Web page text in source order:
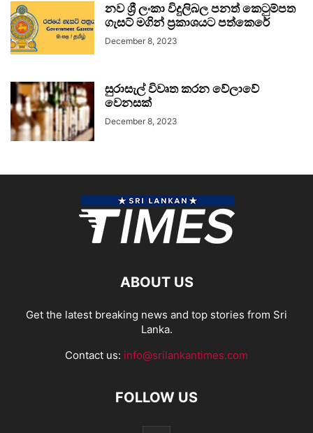
නව ශ්‍රී ලංකා විදුලිබල පනත් කෙටුම්පත
ගැසට් මගින් ප්‍රකාශයට පත්කෙරේ
December 8, 2023
සුරාසැල් විවෘත කරන වේලාවේ
වෙනසක්
December 8, 2023
ABOUT US
Get the latest breaking news and top stories from Sri
Lanka.
Contact us: info@srilankantimes.com
FOLLOW US